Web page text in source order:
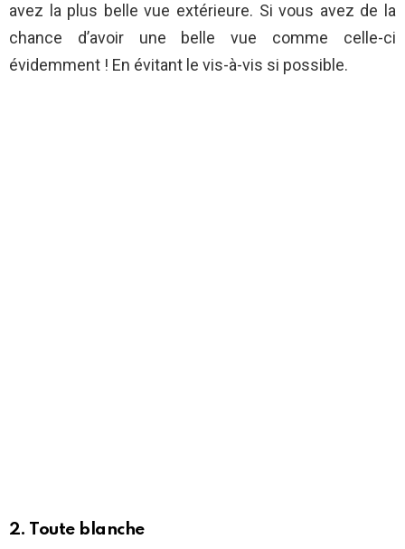
avez la plus belle vue extérieure. Si vous avez de la
chance d’avoir une belle vue comme celle-ci
évidemment ! En évitant le vis-à-vis si possible.
2. Toute blanche